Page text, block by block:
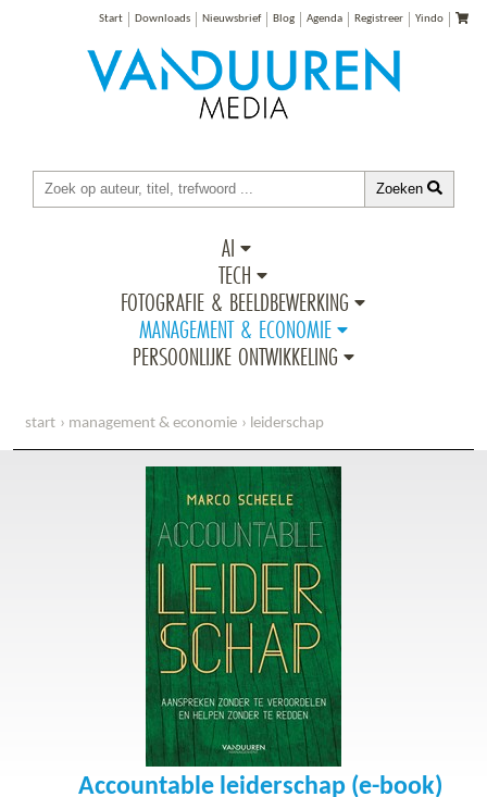
Start Downloads Nieuwsbrief Blog Agenda Registreer Yindo
Zoeken
AI
TECH
FOTOGRAFIE & BEELDBEWERKING
MANAGEMENT & ECONOMIE
PERSOONLIJKE ONTWIKKELING
start management & economie leiderschap
accountable leiderschap (e-book)
Accountable leiderschap (e-book)